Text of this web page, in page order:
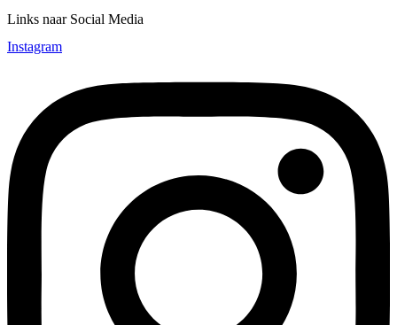
Links naar Social Media
Instagram